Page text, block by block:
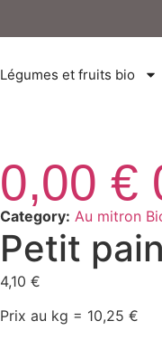
Légumes et fruits bio
0,00 €
Category: Au mitron
Petit
4,10 €
Prix au kg = 10,25 €